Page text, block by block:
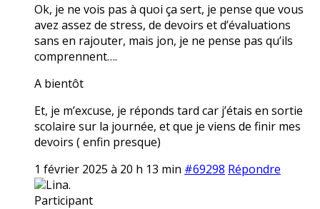
Ok, je ne vois pas à quoi ça sert, je pense que vous
avez assez de stress, de devoirs et d’évaluations
sans en rajouter, mais jon, je ne pense pas qu’ils
comprennent….
A bientôt
Et, je m’excuse, je réponds tard car j’étais en sortie
scolaire sur la journée, et que je viens de finir mes
devoirs ( enfin presque)
1 février 2025 à 20 h 13 min #69298 Répondre
Lina.
Participant